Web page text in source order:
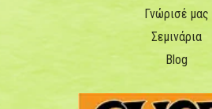
Γνώρισέ μας
Σεμινάρια
Blog